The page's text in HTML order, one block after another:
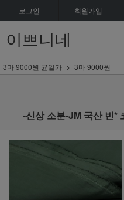
로그인 회원가입
이쁘니네
3마 9000원 균일가 3마 9000원
-신상 소분-JM 국산 빈*